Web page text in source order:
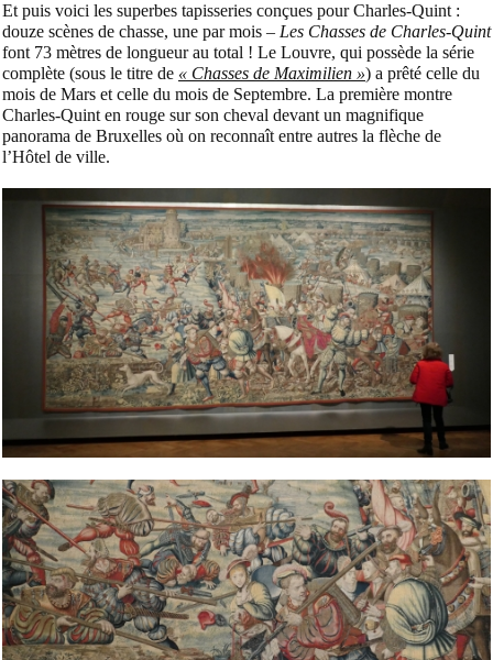
Et puis voici les superbes tapisseries conçues pour Charles-Quint :
douze scènes de chasse, une par mois – Les Chasses de Charles-Quint
font 73 mètres de longueur au total ! Le Louvre, qui possède la série
complète (sous le titre de « Chasses de Maximilien ») a prêté celle du
mois de Mars et celle du mois de Septembre. La première montre
Charles-Quint en rouge sur son cheval devant un magnifique
panorama de Bruxelles où on reconnaît entre autres la flèche de
l’Hôtel de ville.